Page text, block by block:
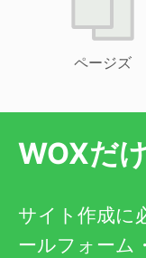
ページズ
WOXだ
サイト作成に
ールフォーム